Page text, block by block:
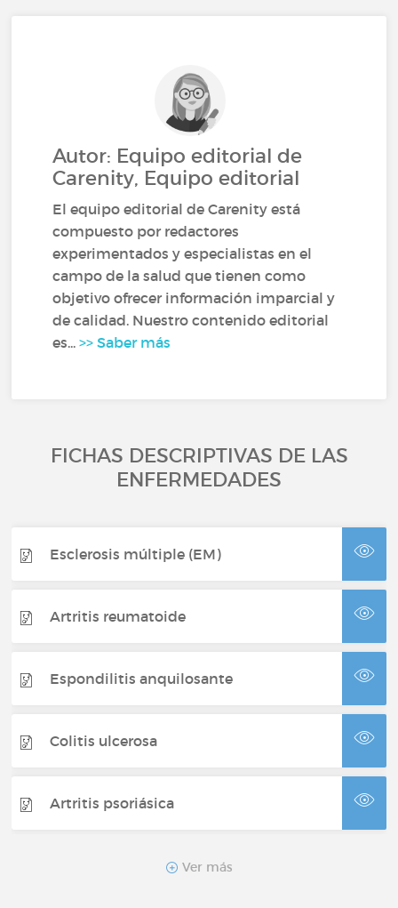
Autor: Equipo editorial de
Carenity, Equipo editorial
El equipo editorial de Carenity está
compuesto por redactores
experimentados y especialistas en el
campo de la salud que tienen como
objetivo ofrecer información imparcial y
de calidad. Nuestro contenido editorial
es...>> Saber más
FICHAS DESCRIPTIVAS DE LAS
ENFERMEDADES
Esclerosis múltiple (EM)
Artritis reumatoide
Espondilitis anquilosante
Colitis ulcerosa
Artritis psoriásica
Ver más